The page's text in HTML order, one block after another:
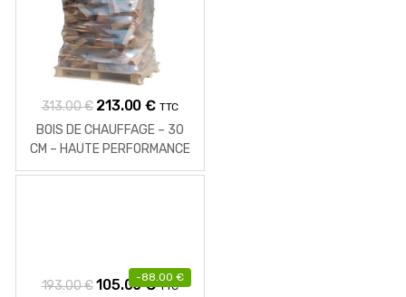
313.00€ Le
prix
initial
était :
213.00€Le
prix
actuel
est :
TTC
BOIS DE CHAUFFAGE – 30
CM – HAUTE PERFORMANCE
– 2 M3 – 2.24 STÈRES
-88.00 €
193.00€ Le
105.00€Le
TTC